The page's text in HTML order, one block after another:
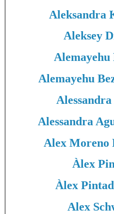
Aleksandra
Aleksey
Alemayehu
Alemayehu
Alessandra
Alex Moreno
Àlex
Àlex
Alex